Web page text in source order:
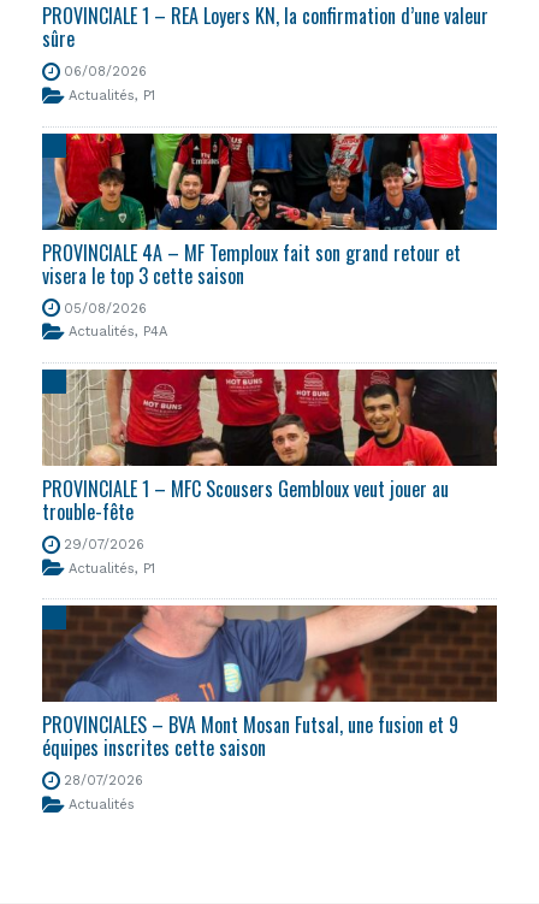
PROVINCIALE 1 – REA Loyers KN, la confirmation d’une valeur
sûre
06/08/2026
Actualités, P1
PROVINCIALE 4A – MF Temploux fait son grand retour et
visera le top 3 cette saison
05/08/2026
Actualités, P4A
PROVINCIALE 1 – MFC Scousers Gembloux veut jouer au
trouble-fête
29/07/2026
Actualités, P1
PROVINCIALES – BVA Mont Mosan Futsal, une fusion et 9
équipes inscrites cette saison
28/07/2026
Actualités